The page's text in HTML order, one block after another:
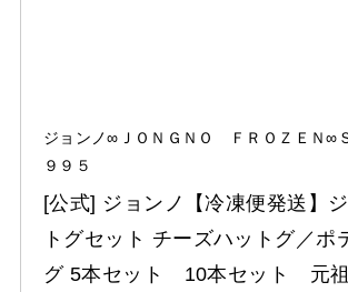
ジョンノ∞ＪＯＮＧＮＯ ＦＲＯＺＥＮ∞
９９５
[公式] ジョンノ【冷凍便発送】
トグセット チーズハットグ／ポ
グ 5本セット　10本セット　元